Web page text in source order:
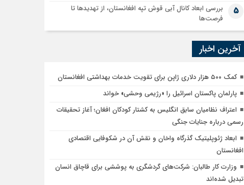
5
بررسی ابعاد کانال آبی قوش تپه افغانستان، از تهدیدها تا
فرصت‌ها
آخرین اخبار
کمک ۵۰۰ هزار دلاری ژاپن برای تقویت خدمات بهداشتی افغانستان
پارلمان پاکستان اسرائیل را «رژیمی وحشی» خواند
اعتراف نظامیان سابق انگلیس به کشتار کودکان افغان؛ آغاز تحقیقات
رسمی درباره جنایات جنگی
ابعاد ژئوپلیتیک گذرگاه واخان و نقش آن در شکوفایی اقتصادی
افغانستان
وزارت کار طالبان: شرکت‌های گردشگری به پوششی برای قاچاق انسان
تبدیل شده‌اند